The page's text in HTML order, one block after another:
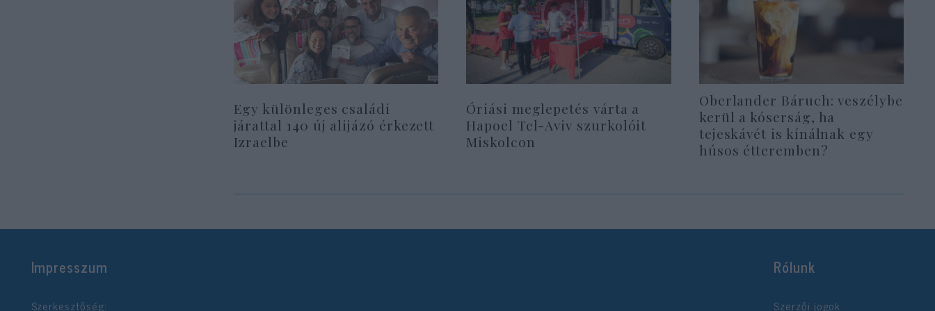
Egy különleges családi
járattal 140 új alijázó érkezett
Izraelbe
Óriási meglepetés várta a
Hapoel Tel-Aviv szurkolóit
Miskolcon
Oberlander Báruch: veszélybe
kerül a kóserság, ha
tejeskávét is kínálnak egy
húsos étteremben?
Impresszum
Szerkesztőség:
Rólunk
Szerzői jogok